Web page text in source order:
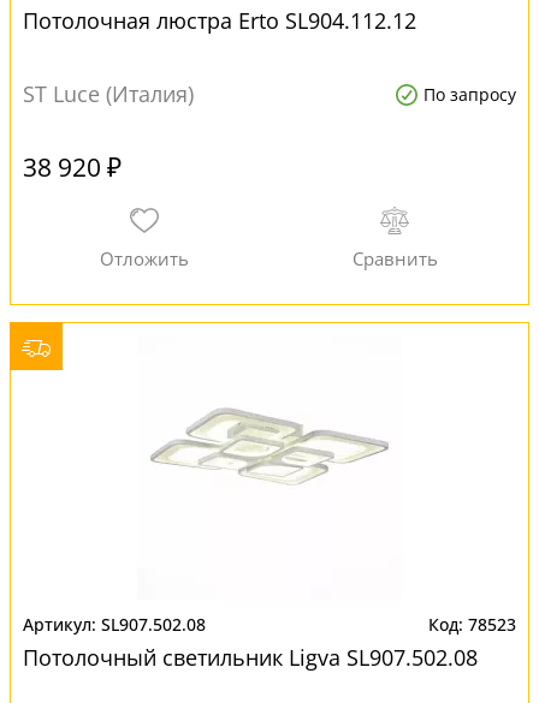
Потолочная люстра Erto SL904.112.12
ST Luce (Италия) По запросу
38 920 ₽
SL907.502.08 78523
Потолочный светильник Ligva SL907.502.08